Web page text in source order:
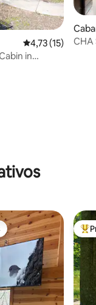
4,73 de uma
4,73 (15)
in
CHA
dos hóspedes